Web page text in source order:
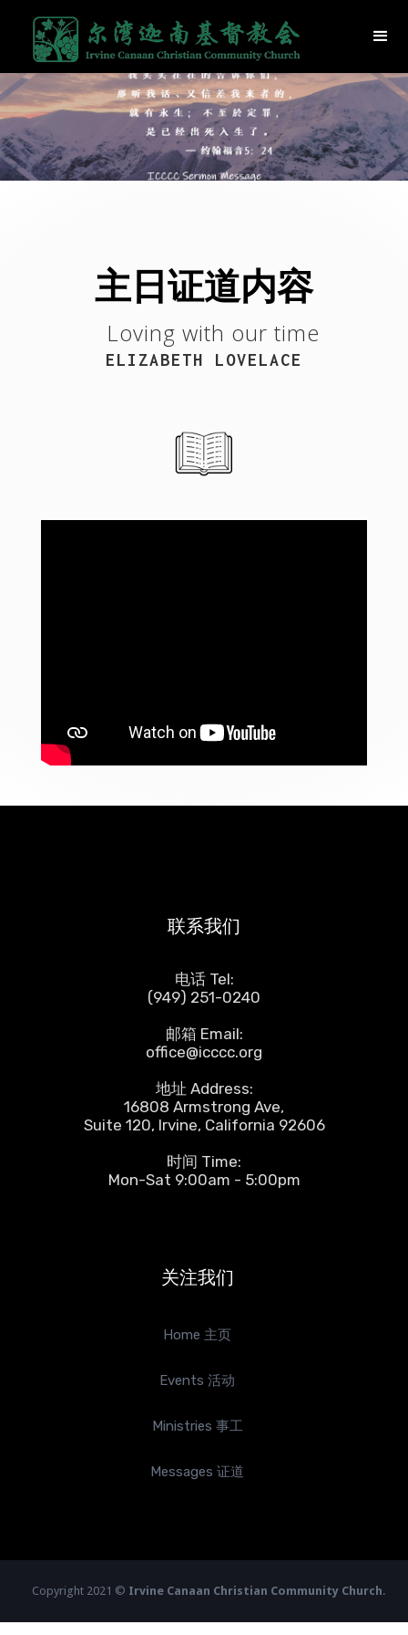
主日证道内容
Loving with our time
ELIZABETH LOVELACE
联系我们
电话 Tel:
(949) 251-0240
邮箱 Email:
office@icccc.org
地址 Address:
16808 Armstrong Ave,
Suite 120, Irvine, California 92606
时间 Time:
Mon-Sat 9:00am - 5:00pm
关注我们
Home 主页
Events 活动
Ministries 事工
Messages 证道
Copyright 2021 © Irvine Canaan Christian Community Church.